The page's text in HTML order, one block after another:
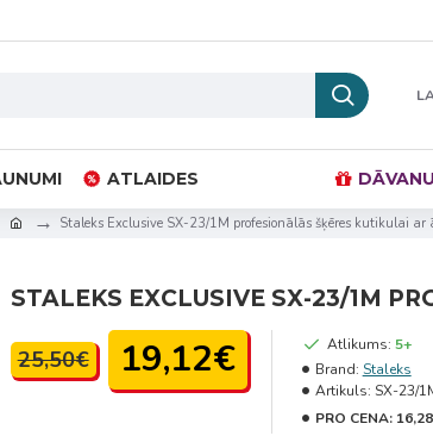
ATLAIDES
Staleks Exclusive SX-23/1M profesionālās šķēres kutikulai ar
STALEKS EXCLUSIVE SX-23/1M
25,50€ 19,12€ Atlikums: 5+
Brand: Staleks
Artikuls: SX-23/
PRO CENA: